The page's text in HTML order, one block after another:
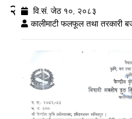
२०८३/०२/१०
वि.सं. जेठ १०, २०८३
कालीमाटी फलफूल तथा तरकारी